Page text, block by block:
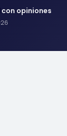
con opiniones